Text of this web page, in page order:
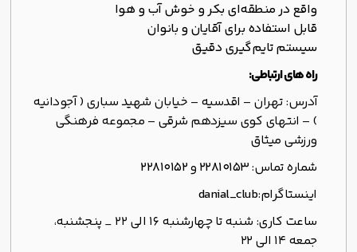
واقع در منطقه‌ای بکر و خوش آب و هوا
قابل استفاده برای آقایان و بانوان
سیستم تایم‌گیری دقیق
راه های ارتباطی:
آدرس: تهران – اقدسیه – خیابان شهید سباری ( آجودانیه
) – انتهای کوی سیزدهم شرقی – مجموعه فرهنگی
ورزشی میثاق
شماره تماس:22810153 و22810152
اینستاگرام:danial_club
ساعت کاری: شنبه تا چهارشنبه 16 الی 22 _ پنجشنبه،
جمعه 14 الی 22